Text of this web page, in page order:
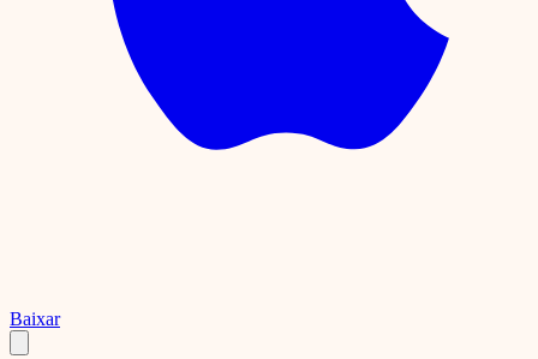
Baixar